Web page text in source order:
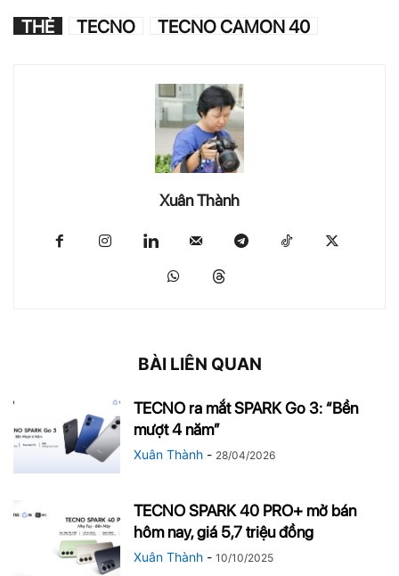
THẺ TECNO TECNO CAMON 40
Xuân Thành
BÀI LIÊN QUAN
TECNO ra mắt SPARK Go 3: “Bền
mượt 4 năm”
Xuân Thành - 28/04/2026
TECNO SPARK 40 PRO+ mở bán
hôm nay, giá 5,7 triệu đồng
Xuân Thành - 10/10/2025